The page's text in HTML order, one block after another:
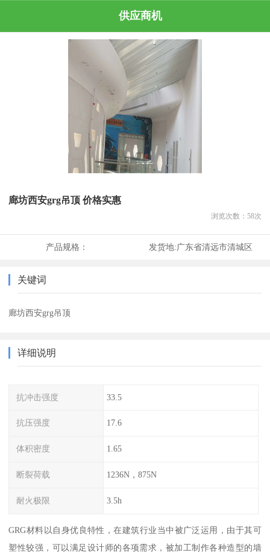
供应商机
廊坊西安grg吊顶 价格实惠
浏览次数： 58次
产品规格： 发货地:广东省清远市清城区
关键词
廊坊西安grg吊顶
详细说明
抗冲击强度 33.5
抗压强度 17.6
体积密度 1.65
断裂荷载 1236N，875N
耐火极限 3.5h
GRG材料以自身优良特性，在建筑行业当中被广泛运用，由于其可
塑性较强，可以满足设计师的各项需求，被加工制作各种造型的墙